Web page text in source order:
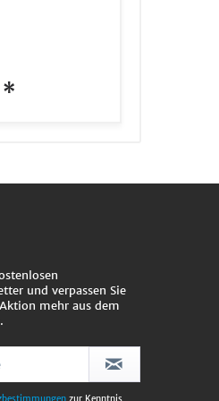
*
und verpassen Sie
mehr aus dem